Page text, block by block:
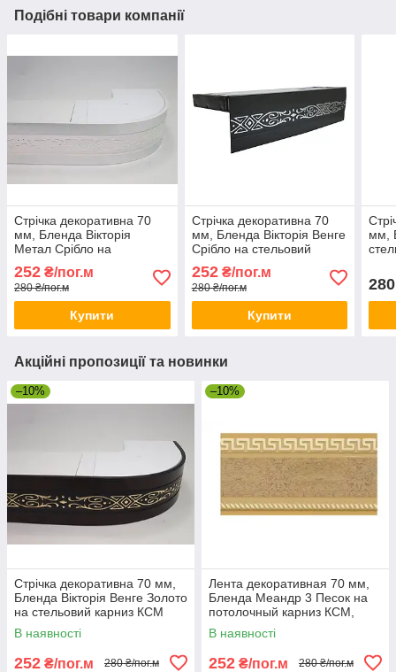
Подібні товари компанії
Стрічка декоративна 70
мм, Бленда Вікторія
Метал Срібло на
посилений карниз
стельовий
252 ₴/пог.м
280 ₴/пог.м
Купити
Стрічка декоративна 70
мм, Бленда Вікторія Венге
Срібло на стельовий
карниз
252₴/пог.м
280 ₴/пог.м
Купити
мм,
280
Акційні пропозиції та новинки
–10%
Стрічка декоративна 70 мм,
Бленда Вікторія Венге Золото
на стельовий карниз КСМ
посилений карниз
В наявності
252 ₴/пог.м 280 ₴/пог.м
–10%
Лента декоративная 70 мм,
Бленда Меандр 3 Песок на
потолочный карниз КСМ,
усиленный карниз
потолочный
В наявності
252 ₴/пог.м 280 ₴/пог.м